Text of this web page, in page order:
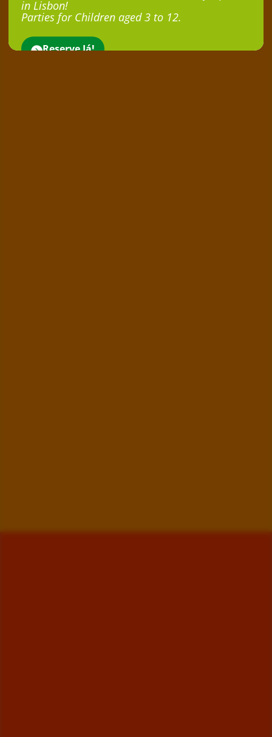
in Lisbon!
Parties for Children aged 3 to 12.
Reserve Já!